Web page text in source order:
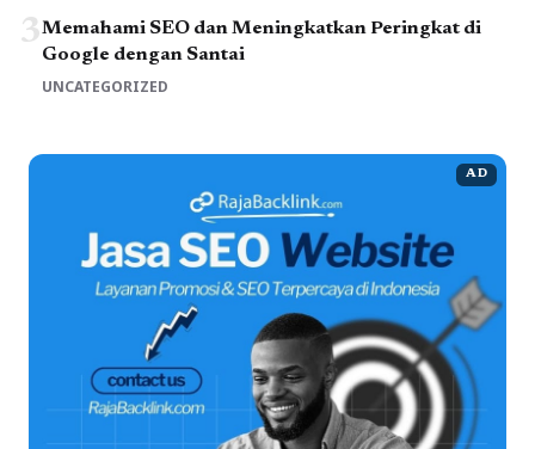
3Memahami SEO dan Meningkatkan Peringkat di
Google dengan Santai
UNCATEGORIZED
AD